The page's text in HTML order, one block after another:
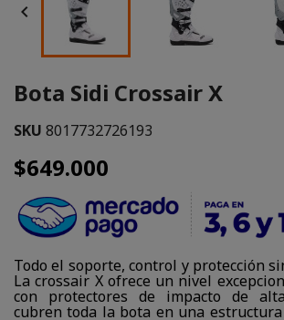

Bota Sidi Crossair X
SKU 8017732726193
$649.000
Todo el soporte, control y protección
La crossair X ofrece un nivel
con protectores de impacto de
cubren toda la bota en una